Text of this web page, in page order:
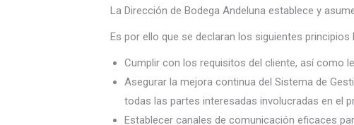
La Dirección de Bodega Andeluna establece y
Es por ello que se declaran los siguientes principios
Cumplir con los requisitos del cliente, así como
Asegurar la mejora continua del Sistema de
todas las partes interesadas involucradas en el
Establecer canales de comunicación eficaces